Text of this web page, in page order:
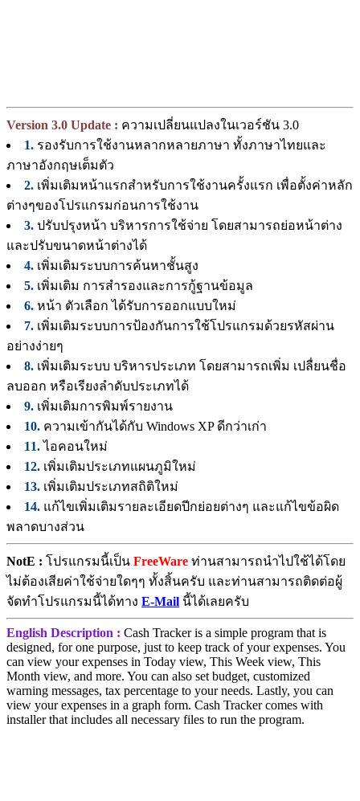
Version 3.0 Update : ความเปลี่ยนแปลงในเวอร์ชัน 3.0
1. รองรับการใช้งานหลากหลายภาษา ทั้งภาษาไทยและ
ภาษาอังกฤษเต็มตัว
2. เพิ่มเติมหน้าแรกสำหรับการใช้งานครั้งแรก เพื่อตั้งค่าหลัก
ต่างๆของโปรแกรมก่อนการใช้งาน
3. ปรับปรุงหน้า บริหารการใช้จ่าย โดยสามารถย่อหน้าต่าง
และปรับขนาดหน้าต่างได้
4. เพิ่มเติมระบบการค้นหาชั้นสูง
5. เพิ่มเติม การสำรองและการกู้ฐานข้อมูล
6. หน้า ตัวเลือก ได้รับการออกแบบใหม่
7. เพิ่มเติมระบบการป้องกันการใช้โปรแกรมด้วยรหัสผ่าน
อย่างง่ายๆ
8. เพิ่มเติมระบบ บริหารประเภท โดยสามารถเพิ่ม เปลื่ยนชื่อ
ลบออก หรือเรียงลำดับประเภทได้
9. เพิ่มเติมการพิมพ์รายงาน
10. ความเข้ากันได้กับ Windows XP ดีกว่าเก่า
11. ไอคอนใหม่
12. เพิ่มเติมประเภทแผนภูมิใหม่
13. เพิ่มเติมประเภทสถิติใหม่
14. แก้ไขเพิ่มเติมรายละเอียดปีกย่อยต่างๆ และแก้ไขข้อผิด
พลาดบางส่วน
NotE : โปรแกรมนี้เป็น FreeWare ท่านสามารถนำไปใช้ได้โดย
ไม่ต้องเสียค่าใช้จ่ายใดๆๆ ทั้งสิ้นครับ และท่านสามารถติดต่อผู้
จัดทำโปรแกรมนี้ได้ทาง E-Mail นี้ได้เลยครับ
English Description : Cash Tracker is a simple program that is
designed, for one purpose, just to keep track of your expenses. You
can view your expenses in Today view, This Week view, This
Month view, and more. You can also set budget, customized
warning messages, tax percentage to your needs. Lastly, you can
view your expenses in a graph form. Cash Tracker comes with
installer that includes all necessary files to run the program.